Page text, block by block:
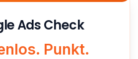
Ads Check
Punkt.